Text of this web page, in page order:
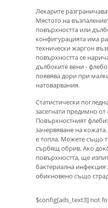
Лекарите
Мястото на
повърхността или
конфигурацията има
технически жаргон
повърхността се
дълбоките вени -
появява дори при
натоварвания.
Статистически
засегнати предимно от
Повърхностният
зачервяване на
е топла. Можете също
сърбящ обрив. Ако
повърхността, ще
бактериална инфекция
обикновено също
$config[ads_text3] not